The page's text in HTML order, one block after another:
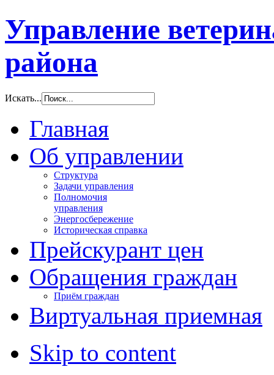
Управление
района
Искать...
Главная
Об управлении
Структура
Задачи управления
Полномочия
управления
Энергосбережение
Историческая справка
Прейскурант цен
Обращения граждан
Приём граждан
Виртуальная приемная
Skip to content